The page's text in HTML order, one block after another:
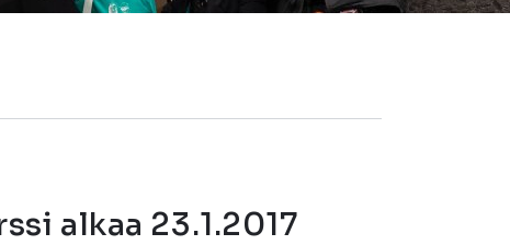
alkaa 23.1.2017